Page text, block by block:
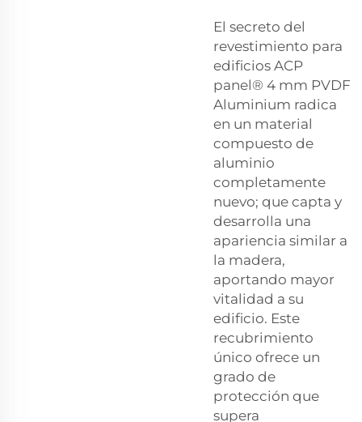
El secreto del
revestimiento para
edificios ACP
panel® 4 mm PVDF
Aluminium radica
en un material
compuesto de
aluminio
completamente
nuevo; que capta y
desarrolla una
apariencia similar a
la madera,
aportando mayor
vitalidad a su
edificio. Este
recubrimiento
único ofrece un
grado de
protección que
supera